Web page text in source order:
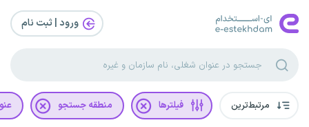
ورود | ثبت‌ نام
مرتبط‌ترین فیلترها منطقه جستجو